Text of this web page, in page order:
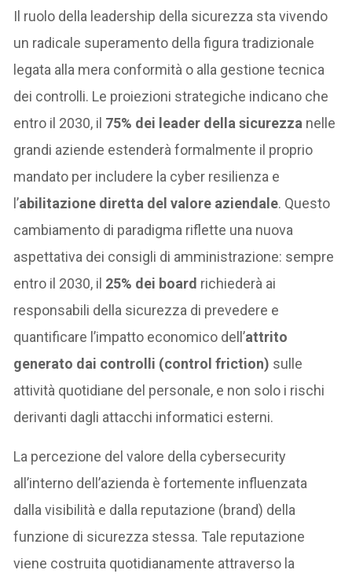
Il ruolo della leadership della sicurezza sta vivendo
un radicale superamento della figura tradizionale
legata alla mera conformità o alla gestione tecnica
dei controlli. Le proiezioni strategiche indicano che
entro il 2030, il 75% dei leader della sicurezza nelle
grandi aziende estenderà formalmente il proprio
mandato per includere la cyber resilienza e
l’abilitazione diretta del valore aziendale. Questo
cambiamento di paradigma riflette una nuova
aspettativa dei consigli di amministrazione: sempre
entro il 2030, il 25% dei board richiederà ai
responsabili della sicurezza di prevedere e
quantificare l’impatto economico dell’attrito
generato dai controlli (control friction) sulle
attività quotidiane del personale, e non solo i rischi
derivanti dagli attacchi informatici esterni.
La percezione del valore della cybersecurity
all’interno dell’azienda è fortemente influenzata
dalla visibilità e dalla reputazione (brand) della
funzione di sicurezza stessa. Tale reputazione
viene costruita quotidianamente attraverso la